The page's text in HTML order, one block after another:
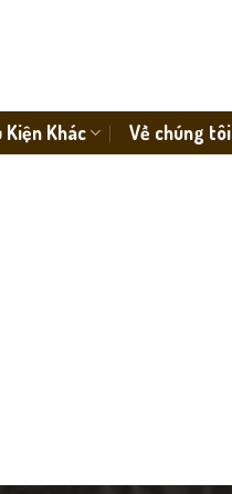
Kiện Khác Về chúng tôi